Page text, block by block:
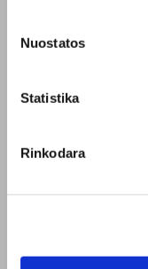
Nuostatos
Statistika
Rinkodara
Apie mus
Susisiekite su
TAISYKLĖS
Elektroninės
Pristatymo